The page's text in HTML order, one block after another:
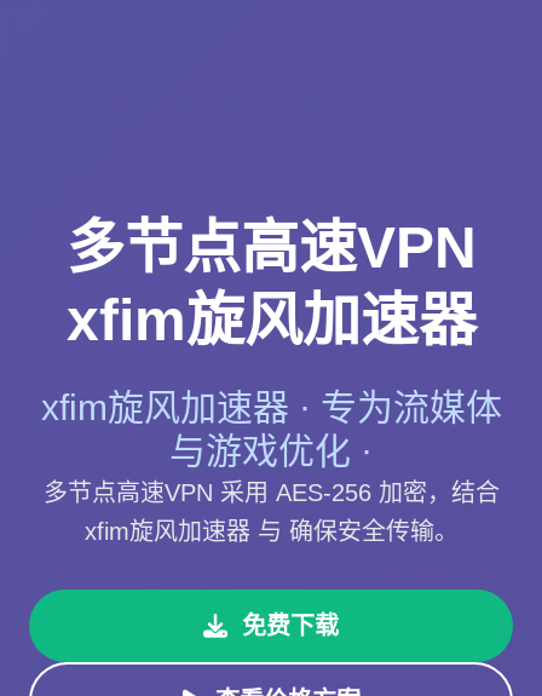
多节点高速VPN
xfim旋风加速器
xfim旋风加速器 · 专为流媒体
与游戏优化 ·
多节点高速VPN 采用 AES-256 加密，结合
xfim旋风加速器 与 确保安全传输。
免费下载